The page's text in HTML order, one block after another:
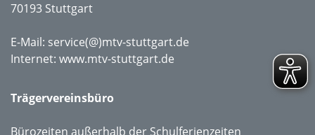
70193 Stuttgart
E-Mail: service(@)mtv-stuttgart.de
Internet: www.mtv-stuttgart.de
Trägervereinsbüro
Bürozeiten außerhalb der Schulferienzeiten